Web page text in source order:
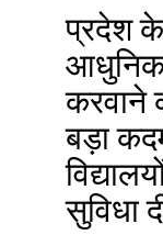
प्रदेश
आधुनिक
करवाने
बड़ा
सुविधा